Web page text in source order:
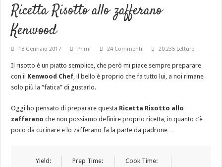
Ricetta Risotto allo zafferano
Kenwood
18 Gennaio 2017 Primi 24 Commenti 20,235 Letture
Il risotto è un piatto semplice, che però mi piace sempre preparare
con il Kenwood Chef , il bello è proprio che fa tutto lui, a noi rimane
solo più la “fatica” di gustarlo.
Oggi ho pensato di preparare questa Ricetta Risotto allo
zafferanoche non possiamo definire proprio ricetta, in quanto c’è
poco da cucinare e lo zafferano fa la parte da padrone…
Yield:
Prep Time:
Cook Time: